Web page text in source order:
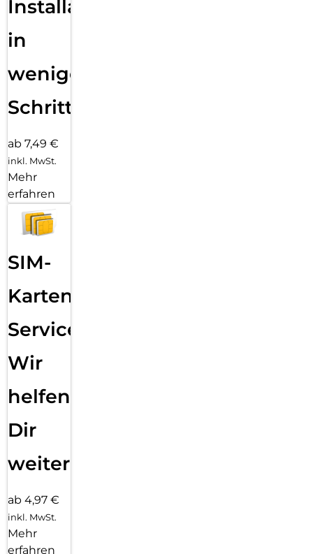
Installation
in
wenigen
Schritten
ab 7,49 €
inkl. MwSt.
Mehr
erfahren
SIM-
Karten
Service:
Wir
helfen
Dir
weiter
ab 4,97 €
inkl. MwSt.
Mehr
erfahren